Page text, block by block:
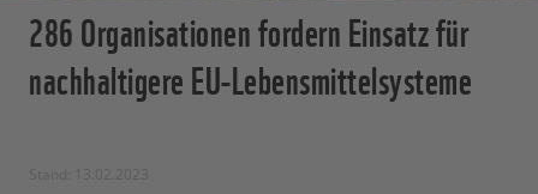
286 Organisationen fordern Einsatz für
nachhaltigere EU-Lebensmittelsysteme